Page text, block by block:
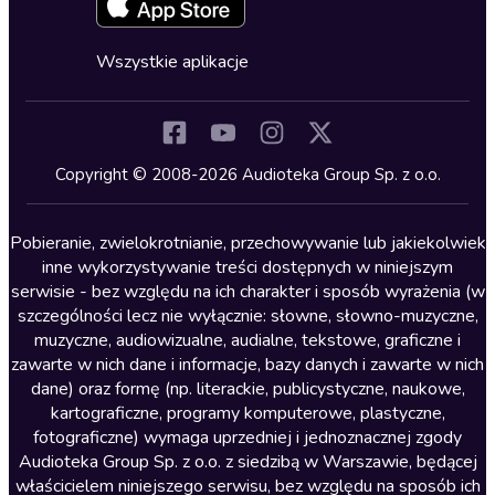
Kryminały
Lektury szkolne
Literatura anglojęzyczna
Literatura faktu
Literatura obyczajowa
Literatura piękna obca
Literatura piękna polska
Nagrania relaksacyjne
Nauka języków
Cykle audiobooków
Wszystkie aplikacje
Copyright © 2008-2026 Audioteka Group Sp. z o.o.
Pobieranie, zwielokrotnianie, przechowywanie lub jakiekolwiek
inne wykorzystywanie treści dostępnych w niniejszym
serwisie - bez względu na ich charakter i sposób wyrażenia (w
szczególności lecz nie wyłącznie: słowne, słowno-muzyczne,
muzyczne, audiowizualne, audialne, tekstowe, graficzne i
zawarte w nich dane i informacje, bazy danych i zawarte w nich
dane) oraz formę (np. literackie, publicystyczne, naukowe,
kartograficzne, programy komputerowe, plastyczne,
fotograficzne) wymaga uprzedniej i jednoznacznej zgody
Audioteka Group Sp. z o.o. z siedzibą w Warszawie, będącej
właścicielem niniejszego serwisu, bez względu na sposób ich